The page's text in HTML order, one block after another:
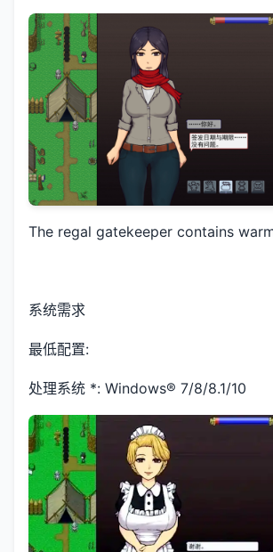
The regal gatekeeper contains
系统需求
最低配置:
处理系统 *: Windows® 7/8/8.1/10